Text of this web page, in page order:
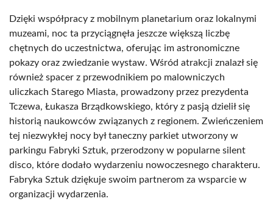
Dzięki współpracy z mobilnym planetarium oraz lokalnymi
muzeami, noc ta przyciągnęła jeszcze większą liczbę
chętnych do uczestnictwa, oferując im astronomiczne
pokazy oraz zwiedzanie wystaw. Wśród atrakcji znalazł się
również spacer z przewodnikiem po malowniczych
uliczkach Starego Miasta, prowadzony przez prezydenta
Tczewa, Łukasza Brządkowskiego, który z pasją dzielił się
historią naukowców związanych z regionem. Zwieńczeniem
tej niezwykłej nocy był taneczny parkiet utworzony w
parkingu Fabryki Sztuk, przerodzony w popularne silent
disco, które dodało wydarzeniu nowoczesnego charakteru.
Fabryka Sztuk dziękuje swoim partnerom za wsparcie w
organizacji wydarzenia.